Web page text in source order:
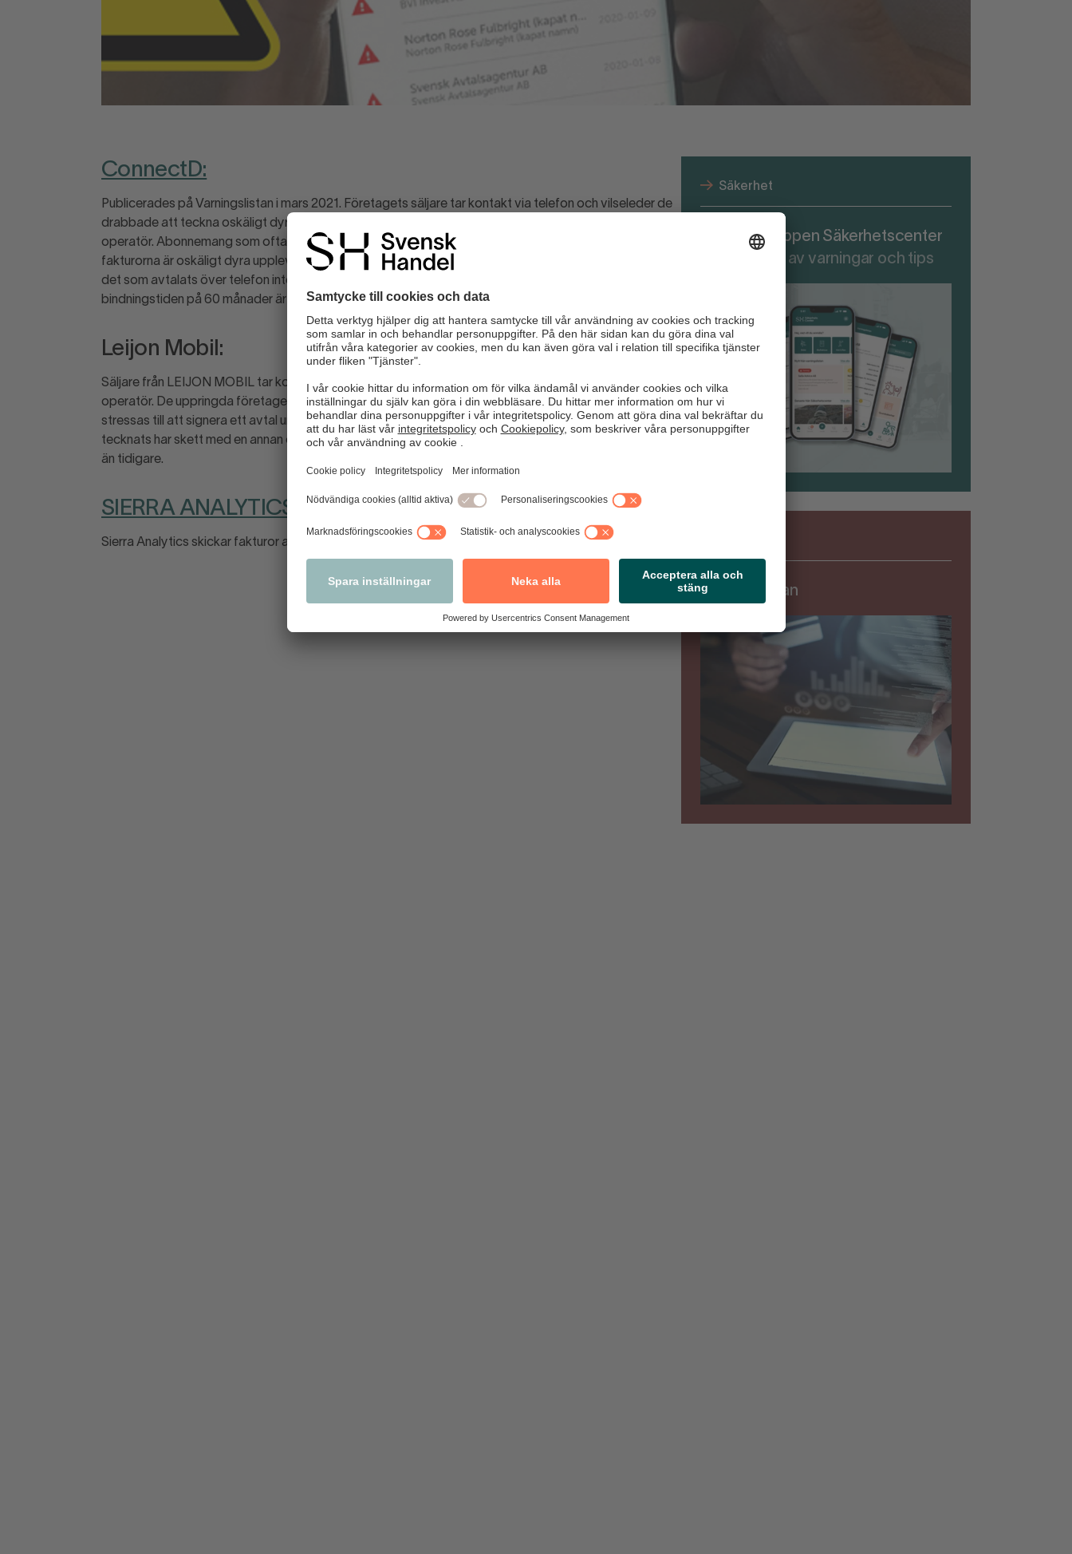
ConnectD:
Publicerades på Varningslistan i mars 2021. Företagets säljare tar kontakt via telefon och vilseleder de
drabbade att teckna oskäligt dyra mobilabonnemang genom att hävda att de ringer från ens befintliga
operatör. Abonnemang som ofta inkluderar diverse extrakort och onödiga telefonväxlar. Förutom att
fakturorna är oskäligt dyra upplever många av de som drabbats att de stressats till att skriva under, att
det som avtalats över telefon inte stämmer med vad som senare framgår av avtalet samt att
bindningstiden på 60 månader är betydligt längre än vad som avtalats.
Leijon Mobil:
Säljare från LEIJON MOBIL tar kontakt via telefon och ger sken av att ringa från ens nuvarande
operatör. De uppringda företagen blir lovade en lägre kostnad än vad de betalar i dagsläget och
stressas till att signera ett avtal under pågående samtal. Senare visar det sig att det avtal som nu
tecknats har skett med en annan operatör än den befintliga och att kostnaderna för telefoni blir dyrare
än tidigare.
SIERRA ANALYTICS:
Sierra Analytics skickar fakturor angående en "Branschanalys", trots att man inte har beställt tjänsten.
Säkerhet
Ladda ner appen Säkerhetscenter
för att ta del av varningar och tips
Varningslistan